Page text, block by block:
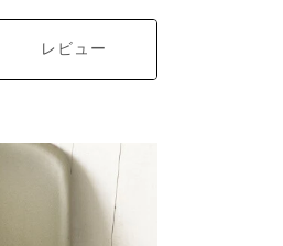
レビュー